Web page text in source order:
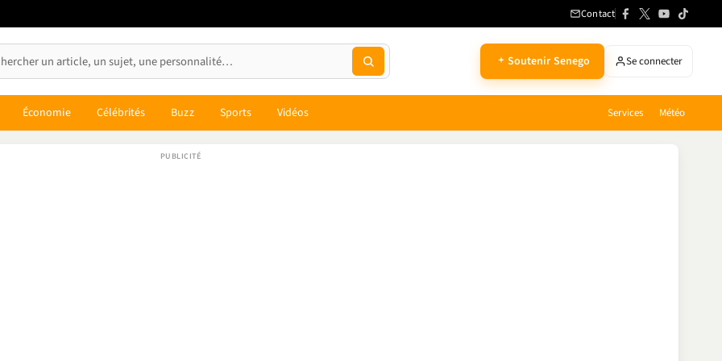
Contact
Soutenir Senego Se connecter
Économie Célébrités Buzz Sports Vidéos Services Météo